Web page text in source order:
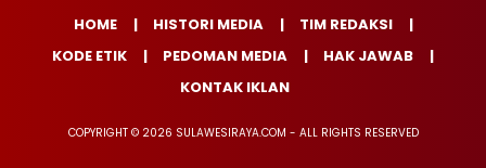
HOME HISTORI MEDIA
TIM REDAKSI
KODE ETIK
PEDOMAN MEDIA
HAK JAWAB
KONTAK IKLAN
COPYRIGHT © 2026 SULAWESIRAYA.COM - ALL RIGHTS RESERVED